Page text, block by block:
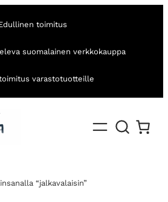
toimitus
suomalainen verkkokauppa
varastotuotteille
“jalkavalaisin”